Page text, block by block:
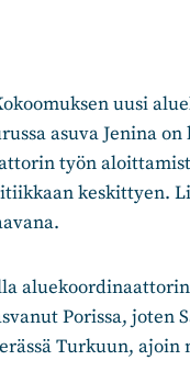
uusi
asuva Jenina
työn
keskittyen.
Porissa, joten
Turkuun, ajoin